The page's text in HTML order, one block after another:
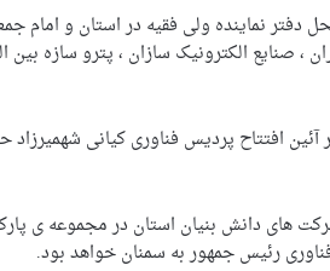
نماینده ولی فقیه در استان و امام
الکترونیک سازان ، پترو سازه بین
افتتاح پردیس فناوری کیانی شهمیرزاد
های دانش بنیان استان در مجموعه ی
رئیس جمهور به سمنان خواهد بود.